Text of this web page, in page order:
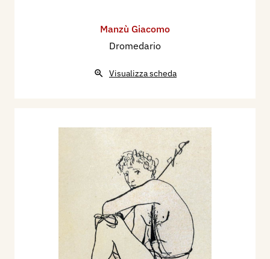
Manzù Giacomo
Dromedario
Visualizza scheda